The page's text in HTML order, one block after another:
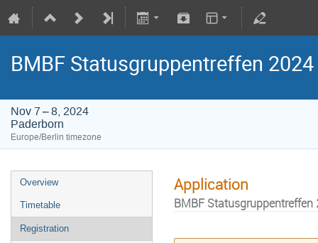
BMBF Statusgruppentreffen 2024
Nov 7 – 8, 2024
Paderborn
Europe/Berlin timezone
Overview
Timetable
Registration
Application
BMBF